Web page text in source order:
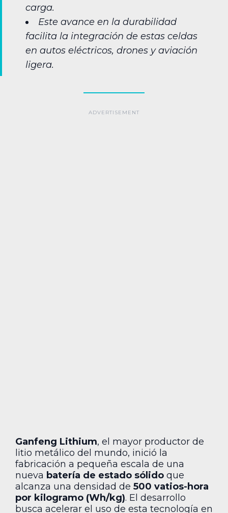
carga.
Este avance en la durabilidad
facilita la integración de estas celdas
en autos eléctricos, drones y aviación
ligera.
Ganfeng Lithium, el mayor productor de
litio metálico del mundo, inició la
fabricación a pequeña escala de una
nueva batería de estado sólido que
alcanza una densidad de 500 vatios-hora
por kilogramo (Wh/kg). El desarrollo
busca acelerar el uso de esta tecnología en